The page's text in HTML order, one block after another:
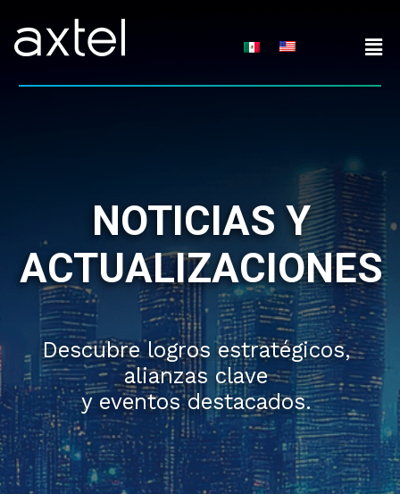
content
NOTICIAS Y
ACTUALIZACIONES
Descubre logros estratégicos,
alianzas clave
y eventos destacados.